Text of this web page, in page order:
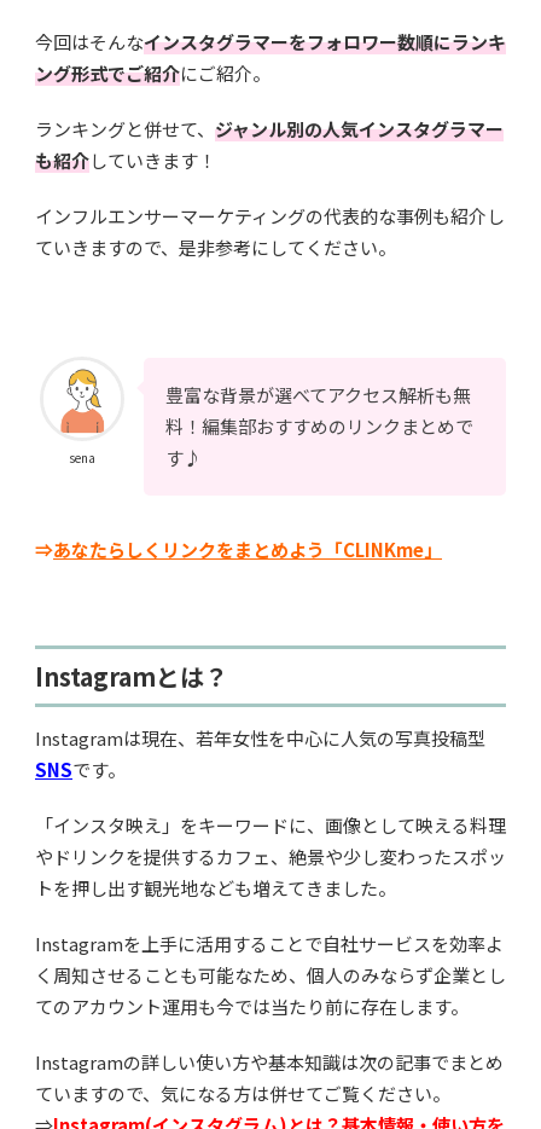
今回はそんなインスタグラマーをフォロワー数順にランキ
ング形式でご紹介にご紹介。
ランキングと併せて、 ジャンル別の人気インスタグラマー
も紹介していきます！
インフルエンサーマーケティングの代表的な事例も紹介し
ていきますので、是非参考にしてください。
sena
豊富な背景が選べてアクセス解析も無
料！編集部おすすめのリンクまとめで
す♪
⇒あなたらしくリンクをまとめよう「CLINKme」
Instagramとは？
Instagramは現在、若年女性を中心に人気の写真投稿型
SNSです。
「インスタ映え」をキーワードに、画像として映える料理
やドリンクを提供するカフェ、絶景や少し変わったスポッ
トを押し出す観光地なども増えてきました。
Instagramを上手に活用することで自社サービスを効率よ
く周知させることも可能なため、個人のみならず企業とし
てのアカウント運用も今では当たり前に存在します。
Instagramの詳しい使い方や基本知識は次の記事でまとめ
ていますので、気になる方は併せてご覧ください。